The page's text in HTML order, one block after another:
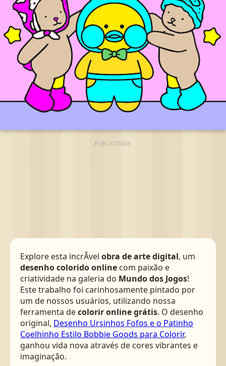
PUBLICIDADE
Explore esta incrÃ­vel obra de arte digital, um
desenho colorido online com paixão e
criatividade na galeria do Mundo dos Jogos!
Este trabalho foi carinhosamente pintado por
um de nossos usuários, utilizando nossa
ferramenta decolorir online grátis. O desenho
original, Desenho Ursinhos Fofos e o Patinho
Coelhinho Estilo Bobbie Goods para Colorir,
ganhou vida nova através de cores vibrantes e
imaginação.